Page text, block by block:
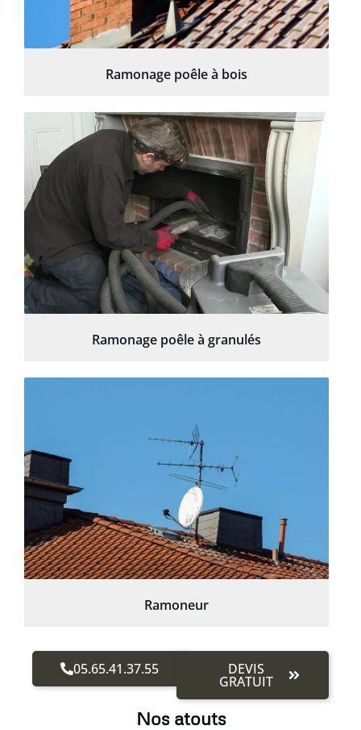
Ramonage poêle à bois
Ramonage poêle à granulés
Ramoneur
05.65.41.37.55 DEVIS
GRATUIT
Nos atouts